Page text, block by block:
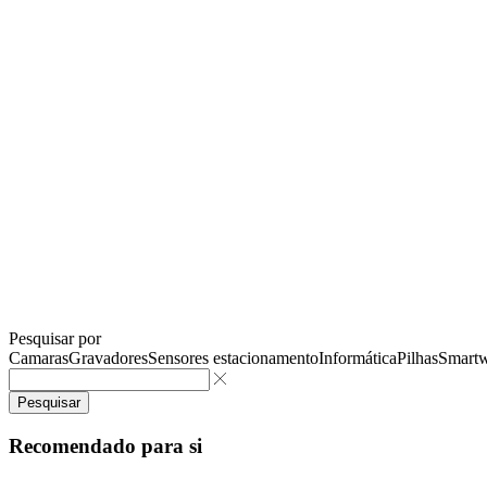
Pesquisar por
CamarasGravadoresSensores estacionamentoInformáticaPilhas
Pesquisar
Recomendado para si